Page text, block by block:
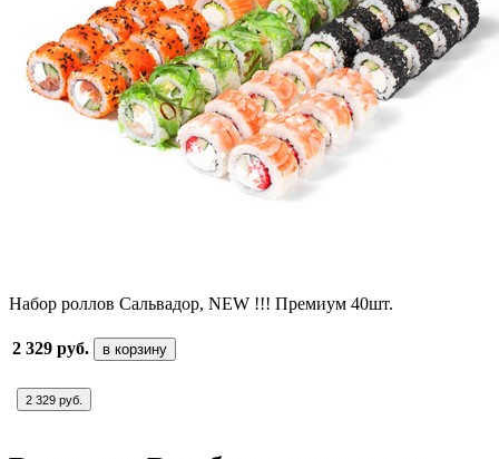
Набор роллов Сальвадор, NEW !!! Премиум 40шт.
2 329 руб. в корзину
2 329 руб.